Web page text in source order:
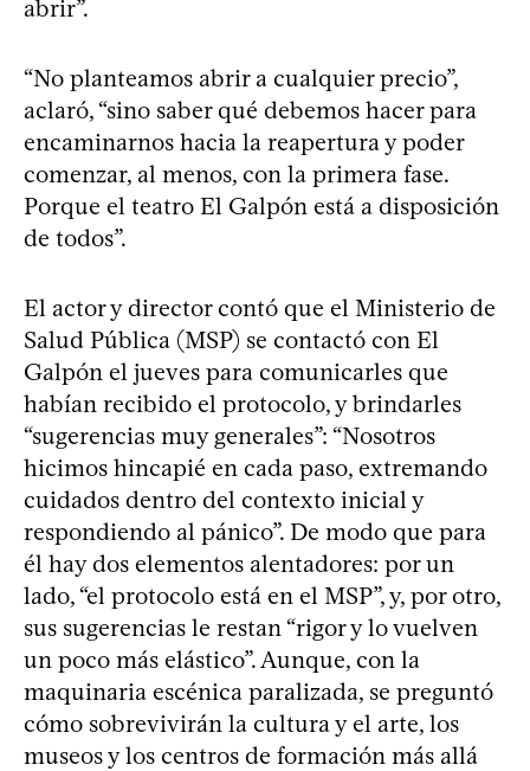
abrir”.
“No planteamos abrir a cualquier precio”,
aclaró, “sino saber qué debemos hacer para
encaminarnos hacia la reapertura y poder
comenzar, al menos, con la primera fase.
Porque el teatro El Galpón está a disposición
de todos”.
El actor y director contó que el Ministerio de
Salud Pública (MSP) se contactó con El
Galpón el jueves para comunicarles que
habían recibido el protocolo, y brindarles
“sugerencias muy generales”: “Nosotros
hicimos hincapié en cada paso, extremando
cuidados dentro del contexto inicial y
respondiendo al pánico”. De modo que para
él hay dos elementos alentadores: por un
lado, “el protocolo está en el MSP”, y, por otro,
sus sugerencias le restan “rigor y lo vuelven
un poco más elástico”. Aunque, con la
maquinaria escénica paralizada, se preguntó
cómo sobrevivirán la cultura y el arte, los
museos y los centros de formación más allá